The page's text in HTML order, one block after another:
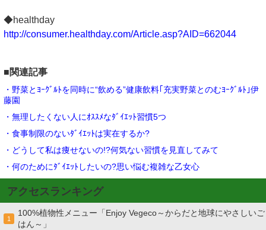
◆healthday
http://consumer.healthday.com/Article.asp?AID=662044
■関連記事
・野菜とﾖｰｸﾞﾙﾄを同時に“飲める”健康飲料｢充実野菜とのむﾖｰｸﾞﾙﾄ｣伊
藤園
・無理したくない人にｵｽｽﾒなﾀﾞｲｴｯﾄ習慣5つ
・食事制限のないﾀﾞｲｴｯﾄは実在するか?
・どうして私は痩せないの!?何気ない習慣を見直してみて
・何のためにﾀﾞｲｴｯﾄしたいの?思い悩む複雑な乙女心
アクセスランキング
1
100%植物性メニュー「Enjoy Vegeco～からだと地球にやさしいご
はん～」